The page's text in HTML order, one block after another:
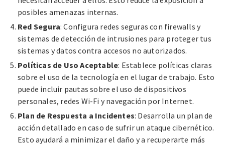
posibles amenazas internas.
Red Segura: Configura redes seguras con firewalls y
sistemas de detección de intrusiones para proteger tus
sistemas y datos contra accesos no autorizados.
Políticas de Uso Aceptable: Establece políticas claras
sobre el uso de la tecnología en el lugar de trabajo. Esto
puede incluir pautas sobre el uso de dispositivos
personales, redes Wi-Fi y navegación por Internet.
Plan de Respuesta a Incidentes: Desarrolla un plan de
acción detallado en caso de sufrir un ataque cibernético.
Esto ayudará a minimizar el daño y a recuperarte más